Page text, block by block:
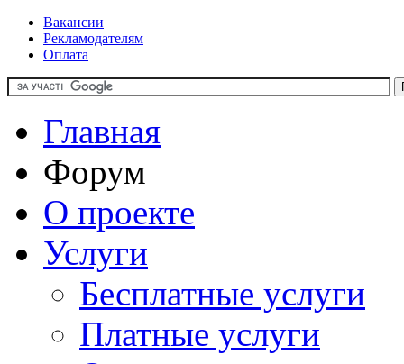
Вакансии
Рекламодателям
Оплата
Главная
Форум
О проекте
Услуги
Бесплатные услуги
Платные услуги